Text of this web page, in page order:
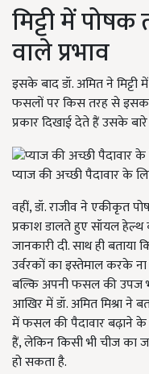
मिट्टी में
वाले प्रभाव
इसके बाद डॉ. अमित ने
फसलों पर किस तरह से
प्रकार दिखाई देते हैं उसके
प्याज की अच्छी पैदावार के
वहीं, डॉ. राजीव ने एकीकृत
प्रकाश डालते हुए सॉयल
जानकारी दी. साथ ही बताया
उर्वरकों का इस्तेमाल करके
बल्कि अपनी फसल की उपज
आखिर में डॉ. अमित मिश्रा ने
में फसल की पैदावार बढ़ाने
हैं, लेकिन किसी भी चीज का
हो सकता है.